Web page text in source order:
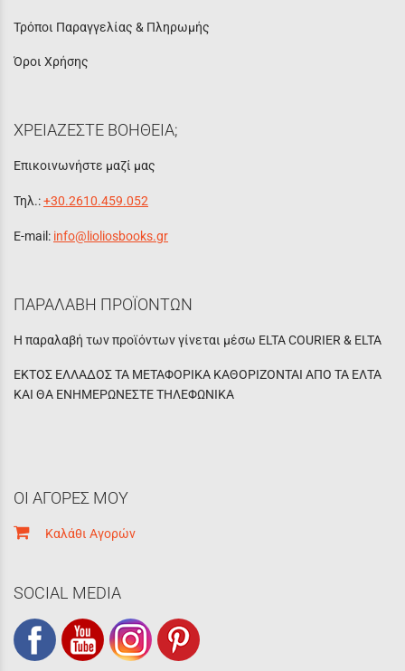
Τρόποι Παραγγελίας & Πληρωμής
Όροι Χρήσης
ΧΡΕΙΑΖΕΣΤΕ ΒΟΗΘΕΙΑ;
Επικοινωνήστε μαζί μας
Τηλ.:+30.2610.459.052
E-mail: info@lioliosbooks.gr
ΠΑΡΑΛΑΒΗ ΠΡΟΪΟΝΤΩΝ
Η παραλαβή των προϊόντων γίνεται μέσω ELTA COURIER & ELTA
ΕΚΤΟΣ ΕΛΛΑΔΟΣ ΤΑ ΜΕΤΑΦΟΡΙΚΑ ΚΑΘΟΡΙΖΟΝΤΑΙ ΑΠΟ ΤΑ ΕΛΤΑ
ΚΑΙ ΘΑ ΕΝΗΜΕΡΩΝΕΣΤΕ ΤΗΛΕΦΩΝΙΚΑ
ΟΙ ΑΓΟΡΕΣ ΜΟΥ
Καλάθι Αγορών
SOCIAL MEDIA